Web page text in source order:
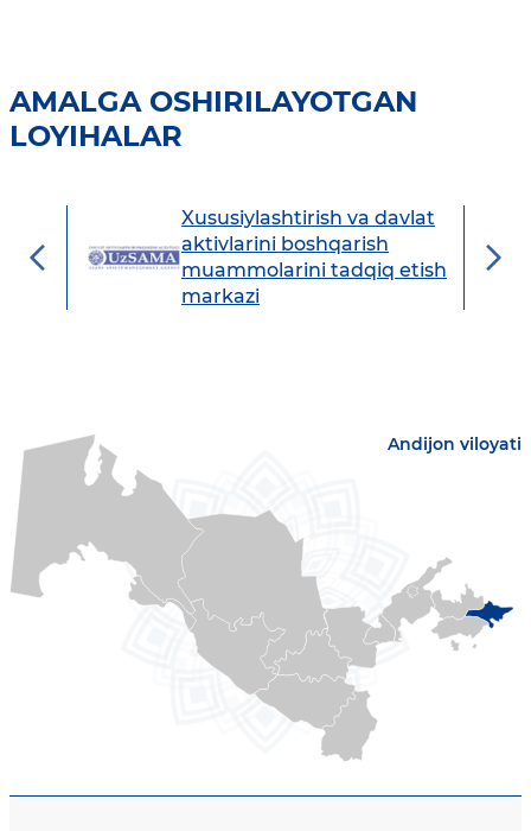
AMALGA OSHIRILAYOTGAN
LOYIHALAR
Xususiylashtirish va davlat
aktivlarini boshqarish
muammolarini tadqiq etish
markazi
Andijon viloyati